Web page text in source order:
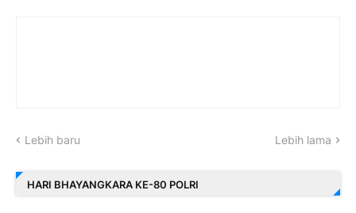
Lebih baru Lebih lama
HARI BHAYANGKARA KE-80 POLRI